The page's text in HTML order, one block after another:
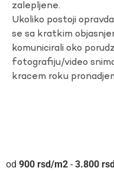
zalepljene.
Ukoliko postoji
se sa kratkim
komunicirali oko
fotografiju/video
kracem roku
900 rsd - 3.800 rsd